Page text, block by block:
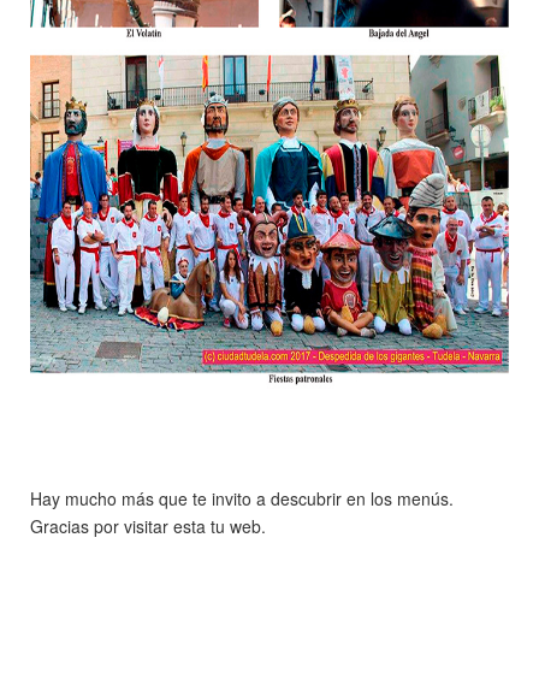
Hay mucho más que te invito a descubrir en los menús.
Gracias por visitar esta tu web.